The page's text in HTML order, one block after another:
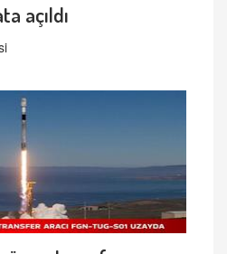
açıldı